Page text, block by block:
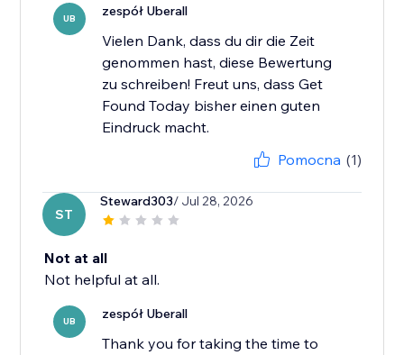
UB zespół Uberall
Vielen Dank, dass du dir die Zeit
genommen hast, diese Bewertung
zu schreiben! Freut uns, dass Get
Found Today bisher einen guten
Eindruck macht.
Pomocna (1)
ST
Steward303/ Jul 28, 2026
Not at all
Not helpful at all.
UB zespół Uberall
Thank you for taking the time to